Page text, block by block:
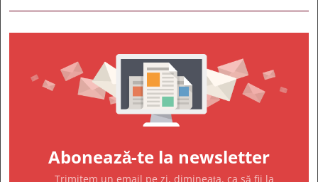
Abonează-te la newsletter
Trimitem un email pe zi, dimineața, ca să fii la